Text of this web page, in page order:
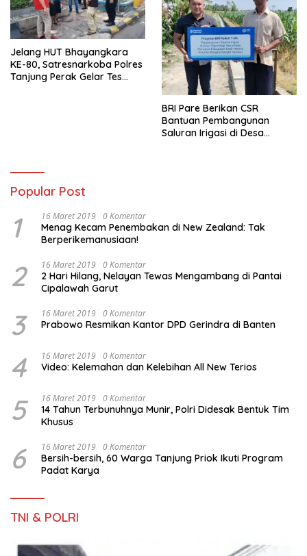
Jelang HUT Bhayangkara
KE-80, Satresnarkoba Polres
Tanjung Perak Gelar Tes
BRI Pare Berikan CSR
Bantuan Pembangunan
Saluran Irigasi di Desa
Popular Post
1 16 Maret 2019 0 Komentar
Menag Kecam Penembakan di New Zealand: Tak
Berperikemanusiaan!
2 16 Maret 2019 0 Komentar
2 Hari Hilang, Nelayan Tewas Mengambang di Pantai
Cipalawah Garut
3 16 Maret 2019 0 Komentar
Prabowo Resmikan Kantor DPD Gerindra di Banten
4 16 Maret 2019 0 Komentar
Video: Kelemahan dan Kelebihan All New Terios
5 16 Maret 2019 0 Komentar
14 Tahun Terbunuhnya Munir, Polri Didesak Bentuk Tim
Khusus
6 16 Maret 2019 0 Komentar
Bersih-bersih, 60 Warga Tanjung Priok Ikuti Program
Padat Karya
TNI & POLRI